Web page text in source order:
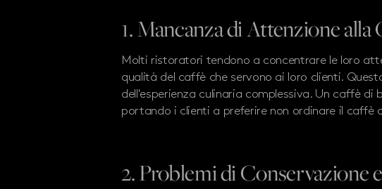
1. Mancanza di Attenzione alla
Molti ristoratori tendono a concentrare le loro
qualità del caffè che servono ai loro clienti.
dell'esperienza culinaria complessiva. Un caffè
portando i clienti a preferire non ordinare il caffè
2. Problemi di Conservazione